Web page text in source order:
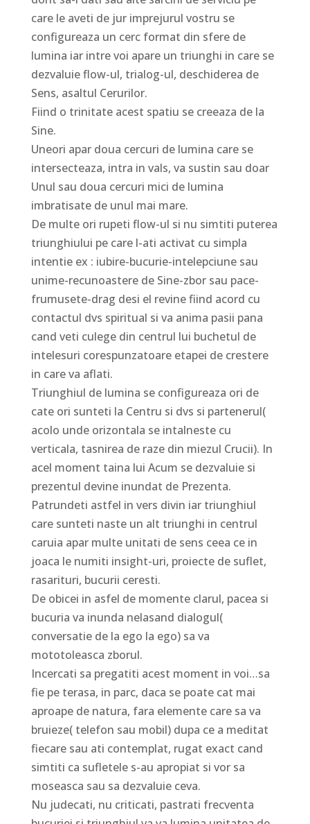
care le aveti de jur imprejurul vostru se
configureaza un cerc format din sfere de
lumina iar intre voi apare un triunghi in care se
dezvaluie flow-ul, trialog-ul, deschiderea de
Sens, asaltul Cerurilor.
Fiind o trinitate acest spatiu se creeaza de la
Sine.
Uneori apar doua cercuri de lumina care se
intersecteaza, intra in vals, va sustin sau doar
Unul sau doua cercuri mici de lumina
imbratisate de unul mai mare.
De multe ori rupeti flow-ul si nu simtiti puterea
triunghiului pe care l-ati activat cu simpla
intentie ex : iubire-bucurie-intelepciune sau
unime-recunoastere de Sine-zbor sau pace-
frumusete-drag desi el revine fiind acord cu
contactul dvs spiritual si va anima pasii pana
cand veti culege din centrul lui buchetul de
intelesuri corespunzatoare etapei de crestere
in care va aflati.
Triunghiul de lumina se configureaza ori de
cate ori sunteti la Centru si dvs si partenerul(
acolo unde orizontala se intalneste cu
verticala, tasnirea de raze din miezul Crucii). In
acel moment taina lui Acum se dezvaluie si
prezentul devine inundat de Prezenta.
Patrundeti astfel in vers divin iar triunghiul
care sunteti naste un alt triunghi in centrul
caruia apar multe unitati de sens ceea ce in
joaca le numiti insight-uri, proiecte de suflet,
rasarituri, bucurii ceresti.
De obicei in asfel de momente clarul, pacea si
bucuria va inunda nelasand dialogul(
conversatie de la ego la ego) sa va
mototoleasca zborul.
Incercati sa pregatiti acest moment in voi…sa
fie pe terasa, in parc, daca se poate cat mai
aproape de natura, fara elemente care sa va
bruieze( telefon sau mobil) dupa ce a meditat
fiecare sau ati contemplat, rugat exact cand
simtiti ca sufletele s-au apropiat si vor sa
moseasca sau sa dezvaluie ceva.
Nu judecati, nu criticati, pastrati frecventa